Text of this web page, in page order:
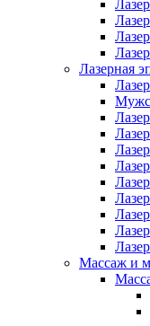
Лазерная
Массаж и